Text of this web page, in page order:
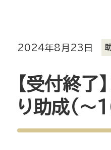
2024年8月23日
【受付終了
り助成（～